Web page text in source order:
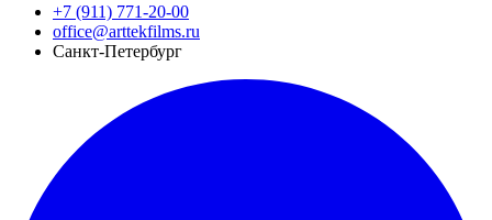
+7 (911) 771-20-00
office@arttekfilms.ru
Санкт-Петербург